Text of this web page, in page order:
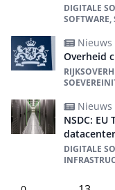
DIGITALE
SOFTWARE,
Nieuws
Overheid
Nieuws
NSDC:
DIGITALE